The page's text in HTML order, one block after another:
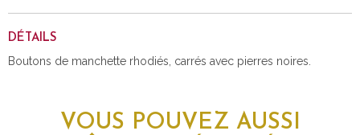
DÉTAILS
Boutons de manchette rhodiés, carrés avec pierres noires.
VOUS POUVEZ AUSSI